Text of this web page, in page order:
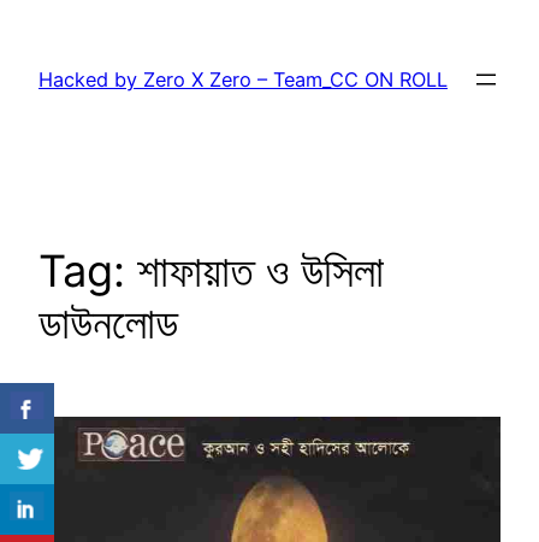
content
Hacked by Zero X Zero – Team_CC ON ROLL
Tag: শাফায়াত ও উসিলা
ডাউনলোড